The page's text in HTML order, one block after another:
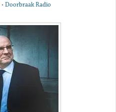
• Doorbraak Radio